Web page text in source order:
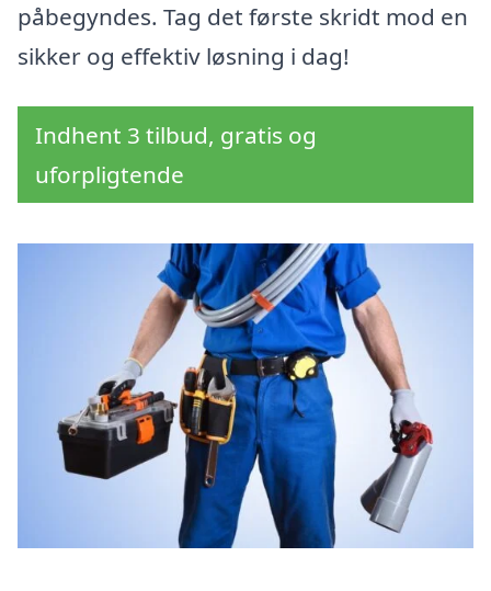
påbegyndes. Tag det første skridt mod en
sikker og effektiv løsning i dag!
Indhent 3 tilbud, gratis og
uforpligtende